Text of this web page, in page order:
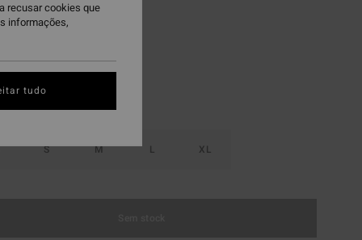
S M L XL
recusar cookies que
informações,
tudo